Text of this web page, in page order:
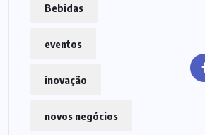
Bebidas
eventos
inovação
novos negócios